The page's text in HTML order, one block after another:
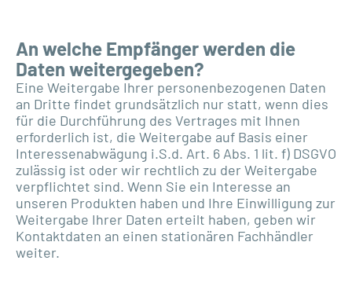
An welche Empfänger werden die
Daten weitergegeben?
Eine Weitergabe Ihrer personenbezogenen Daten
an Dritte findet grundsätzlich nur statt, wenn dies
für die Durchführung des Vertrages mit Ihnen
erforderlich ist, die Weitergabe auf Basis einer
Interessenabwägung i.S.d. Art. 6 Abs. 1 lit. f) DSGVO
zulässig ist oder wir rechtlich zu der Weitergabe
verpflichtet sind. Wenn Sie ein Interesse an
unseren Produkten haben und Ihre Einwilligung zur
Weitergabe Ihrer Daten erteilt haben, geben wir
Kontaktdaten an einen stationären Fachhändler
weiter.